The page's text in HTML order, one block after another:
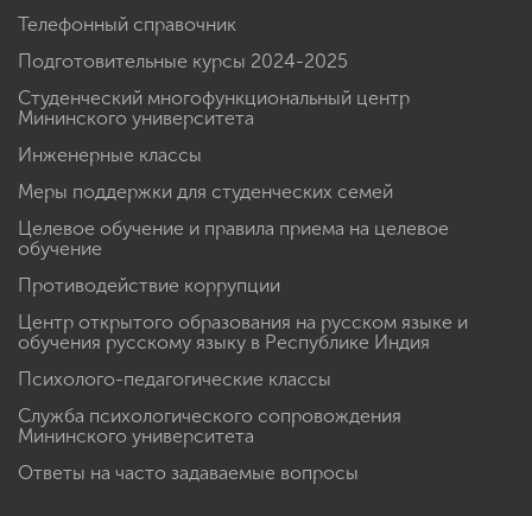
Телефонный справочник
Подготовительные курсы 2024-2025
Студенческий многофункциональный центр
Мининского университета
Инженерные классы
Меры поддержки для студенческих семей
Целевое обучение и правила приема на целевое
обучение
Противодействие коррупции
Центр открытого образования на русском языке и
обучения русскому языку в Республике Индия
Психолого-педагогические классы
Служба психологического сопровождения
Мининского университета
Ответы на часто задаваемые вопросы